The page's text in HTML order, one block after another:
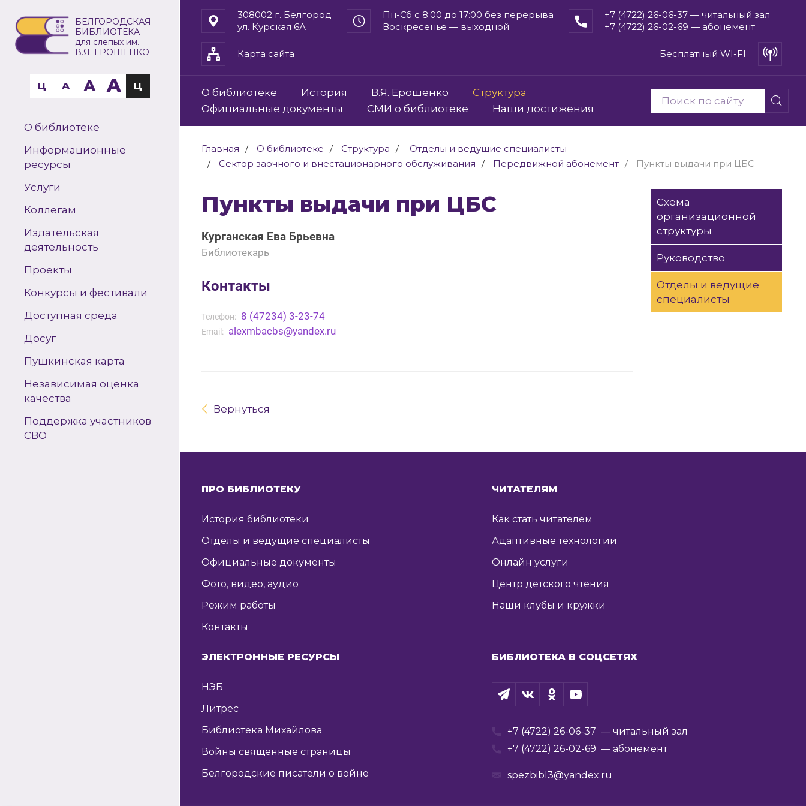
БЕЛГОРОДСКАЯ
БИБЛИОТЕКА
для слепых им.
В.Я. ЕРОШЕНКО
Ц A A A Ц
О библиотеке
Информационные
ресурсы
Услуги
Коллегам
Издательская
деятельность
Проекты
Конкурсы и фестивали
Доступная среда
Досуг
Пушкинская карта
Независимая оценка
качества
Поддержка участников
СВО
308002 г. Белгород
ул. Курская 6А
Пн-Сб с 8:00 до 17:00 без перерыва
Воскресенье — выходной
+7 (4722) 26-06-37 — читальный зал
+7 (4722) 26-02-69 — абонемент
Карта сайта Бесплатный WI-FI
О библиотеке История В.Я. Ерошенко
Структура
Официальные документы
СМИ о библиотеке Наши достижения
Главная О библиотеке Структура
Отделы и ведущие специалисты
Сектор заочного и внестационарного обслуживания
Передвижной абонемент Пункты выдачи при ЦБС
Пункты выдачи при ЦБС
Курганская Ева Брьевна
Библиотекарь
Контакты
Телефон: 8 (47234) 3-23-74
Email: alexmbacbs@yandex.ru
Вернуться
Схема
организационной
структуры
Руководство
Отделы и ведущие
специалисты
ПРО БИБЛИОТЕКУ
История библиотеки
Отделы и ведущие специалисты
Официальные документы
Фото, видео, аудио
Режим работы
Контакты
ЧИТАТЕЛЯМ
Как стать читателем
Адаптивные технологии
Онлайн услуги
Центр детского чтения
Наши клубы и кружки
ЭЛЕКТРОННЫЕ РЕСУРСЫ
НЭБ
Литрес
Библиотека Михайлова
Войны священные страницы
Белгородские писатели о войне
БИБЛИОТЕКА В СОЦСЕТЯХ
+7 (4722) 26-06-37 — читальный зал
+7 (4722) 26-02-69 — абонемент
spezbibl3@yandex.ru